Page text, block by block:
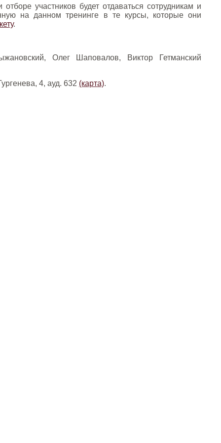
участников будет отдаваться сотрудникам и
на данном тренинге в те курсы, которые они
.
Олег Шаповалов, Виктор Гетманский
4, ауд. 632 (карта).